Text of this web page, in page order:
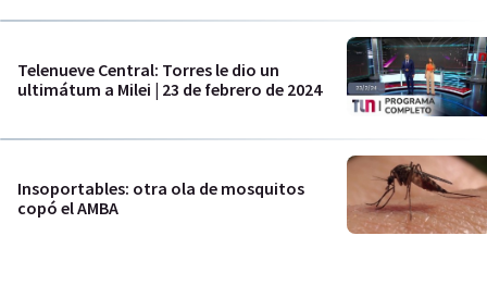
Telenueve Central: Torres le dio un
ultimátum a Milei | 23 de febrero de 2024
Insoportables: otra ola de mosquitos
copó el AMBA